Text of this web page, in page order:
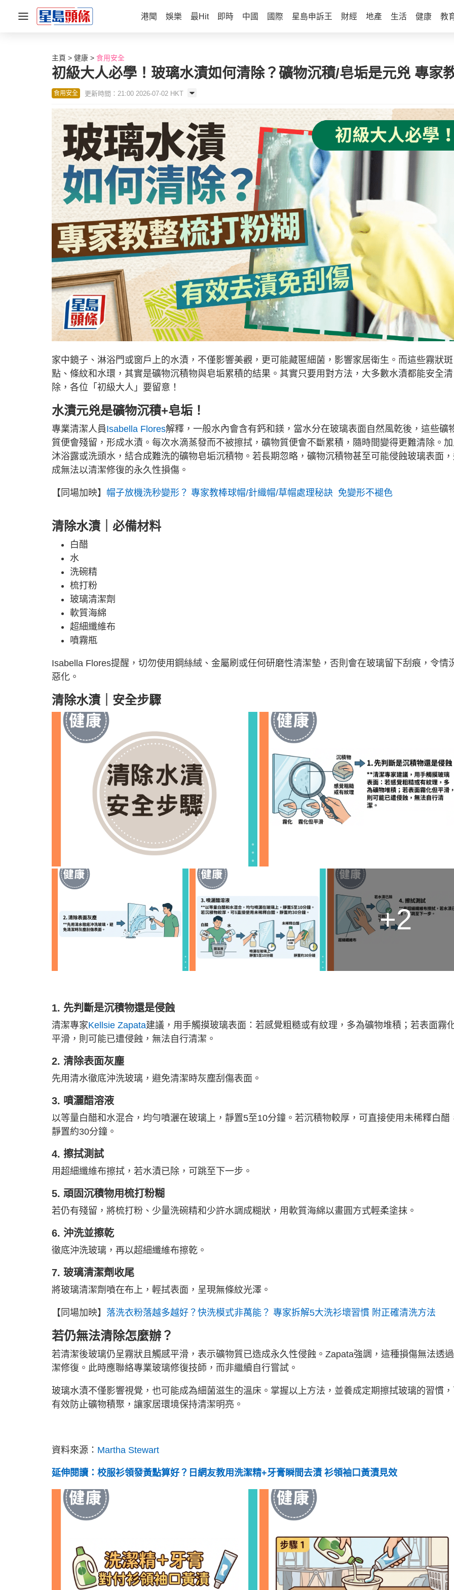
港聞 娛樂 最Hit 即時 中國 國際 星島申訴王 財經 地產 生活 健康 教
主頁 健康 食用安全
初級大人必學！玻璃水漬如何清除？礦物沉積/皂垢是元兇 專家
食用安全 更新時間：21:00 2026-07-02 HKT
家中鏡子、淋浴門或窗戶上的水漬，不僅影響美觀，更可能藏匿細菌，影響家居衛生。而這些霧狀斑
點、條紋和水環，其實是礦物沉積物與皂垢累積的結果。其實只要用對方法，大多數水漬都能安全清
除，各位「初級大人」要留意！
水漬元兇是礦物沉積+皂垢 ！
專業清潔人員Isabella Flores解釋，一般水內會含有鈣和鎂，當水分在玻璃表面自然風乾後，這些礦
質便會殘留，形成水漬。每次水滴蒸發而不被擦拭，礦物質便會不斷累積，隨時間變得更難清除。
沐浴露或洗頭水，結合成難洗的礦物皂垢沉積物。若長期忽略，礦物沉積物甚至可能侵蝕玻璃表面
成無法以清潔修復的永久性損傷。
【同場加映】 帽子放機洗秒變形？ 專家教棒球帽/針織帽/草帽處理秘訣 免變形不褪色
清除水漬｜必備材料
白醋
水
洗碗精
梳打粉
玻璃清潔劑
軟質海綿
超細纖維布
噴霧瓶
Isabella Flores提醒，切勿使用鋼絲絨、金屬刷或任何研磨性清潔墊，否則會在玻璃留下刮痕，令情
惡化。
清除水漬｜安全步驟
+2
1. 先判斷是沉積物還是侵蝕
清潔專家Kellsie Zapata建議，用手觸摸玻璃表面：若感覺粗糙或有紋理，多為礦物堆積；若表面霧
平滑，則可能已遭侵蝕，無法自行清潔。
2. 清除表面灰塵
先用清水徹底沖洗玻璃，避免清潔時灰塵刮傷表面。
3. 噴灑醋溶液
以等量白醋和水混合，均勻噴灑在玻璃上，靜置5至10分鐘。若沉積物較厚，可直接使用未稀釋白醋
靜置約30分鐘。
4. 擦拭測試
用超細纖維布擦拭，若水漬已除，可跳至下一步。
5. 頑固沉積物用梳打粉糊
若仍有殘留，將梳打粉、少量洗碗精和少許水調成糊狀，用軟質海綿以畫圓方式輕柔塗抹。
6. 沖洗並擦乾
徹底沖洗玻璃，再以超細纖維布擦乾。
7. 玻璃清潔劑收尾
將玻璃清潔劑噴在布上，輕拭表面，呈現無條紋光澤。
【同場加映】 落洗衣粉落越多越好？快洗模式非萬能？ 專家拆解5大洗衫壞習慣 附正確清洗方法
若仍無法清除怎麼辦？
若清潔後玻璃仍呈霧狀且觸感平滑，表示礦物質已造成永久性侵蝕。Zapata強調，這種損傷無法透
潔修復。此時應聯絡專業玻璃修復技師，而非繼續自行嘗試。
玻璃水漬不僅影響視覺，也可能成為細菌滋生的溫床。掌握以上方法，並養成定期擦拭玻璃的習慣
有效防止礦物積聚，讓家居環境保持清潔明亮。
資料來源： Martha Stewart
延伸閱讀：校服衫領發黃點算好？日網友教用洗潔精+牙膏瞬間去漬 衫領袖口黃漬見效